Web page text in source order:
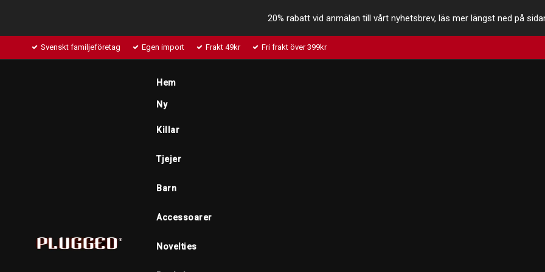
20% rabatt vid anmälan till vårt nyhetsbrev, läs mer längst ned på
Svenskt familjeföretag Egen import Frakt 49kr Fri frakt över 399kr
Hem
Ny
Killar
Tjejer
Barn
Accessoarer
Novelties